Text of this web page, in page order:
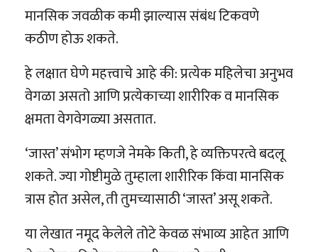
मानसिक जवळीक कमी झाल्यास संबंध टिकवणे
कठीण होऊ शकते.
हे लक्षात घेणे महत्त्वाचे आहे की: प्रत्येक महिलेचा अनुभव
वेगळा असतो आणि प्रत्येकाच्या शारीरिक व मानसिक
क्षमता वेगवेगळ्या असतात.
‘जास्त’ संभोग म्हणजे नेमके किती, हे व्यक्तिपरत्वे बदलू
शकते. ज्या गोष्टीमुळे तुम्हाला शारीरिक किंवा मानसिक
त्रास होत असेल, ती तुमच्यासाठी ‘जास्त’ असू शकते.
या लेखात नमूद केलेले तोटे केवळ संभाव्य आहेत आणि